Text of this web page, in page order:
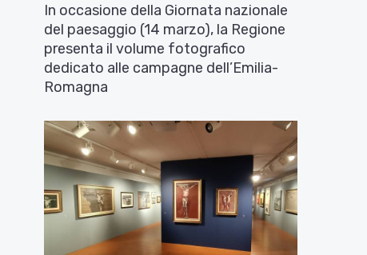
In occasione della Giornata nazionale
del paesaggio (14 marzo), la Regione
presenta il volume fotografico
dedicato alle campagne dell’Emilia-
Romagna